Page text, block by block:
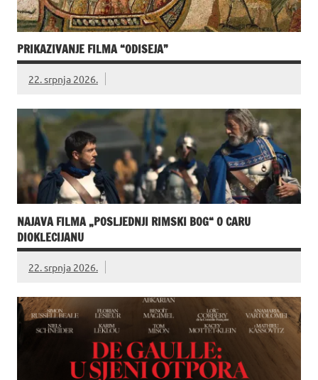
PRIKAZIVANJE FILMA “ODISEJA”
22. srpnja 2026.
NAJAVA FILMA „POSLJEDNJI RIMSKI BOG“ O CARU
DIOKLECIJANU
22. srpnja 2026.